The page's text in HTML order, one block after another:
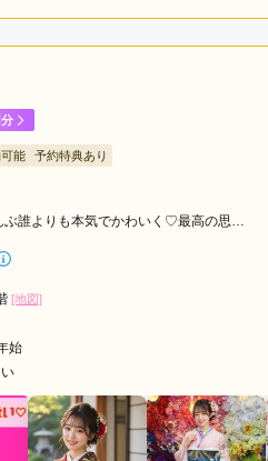
円
きました
コミ・評判をもっと見る
能 予約特典あり
ぶ誰よりも本気でかわいく♡最高の思い
[地図]
始